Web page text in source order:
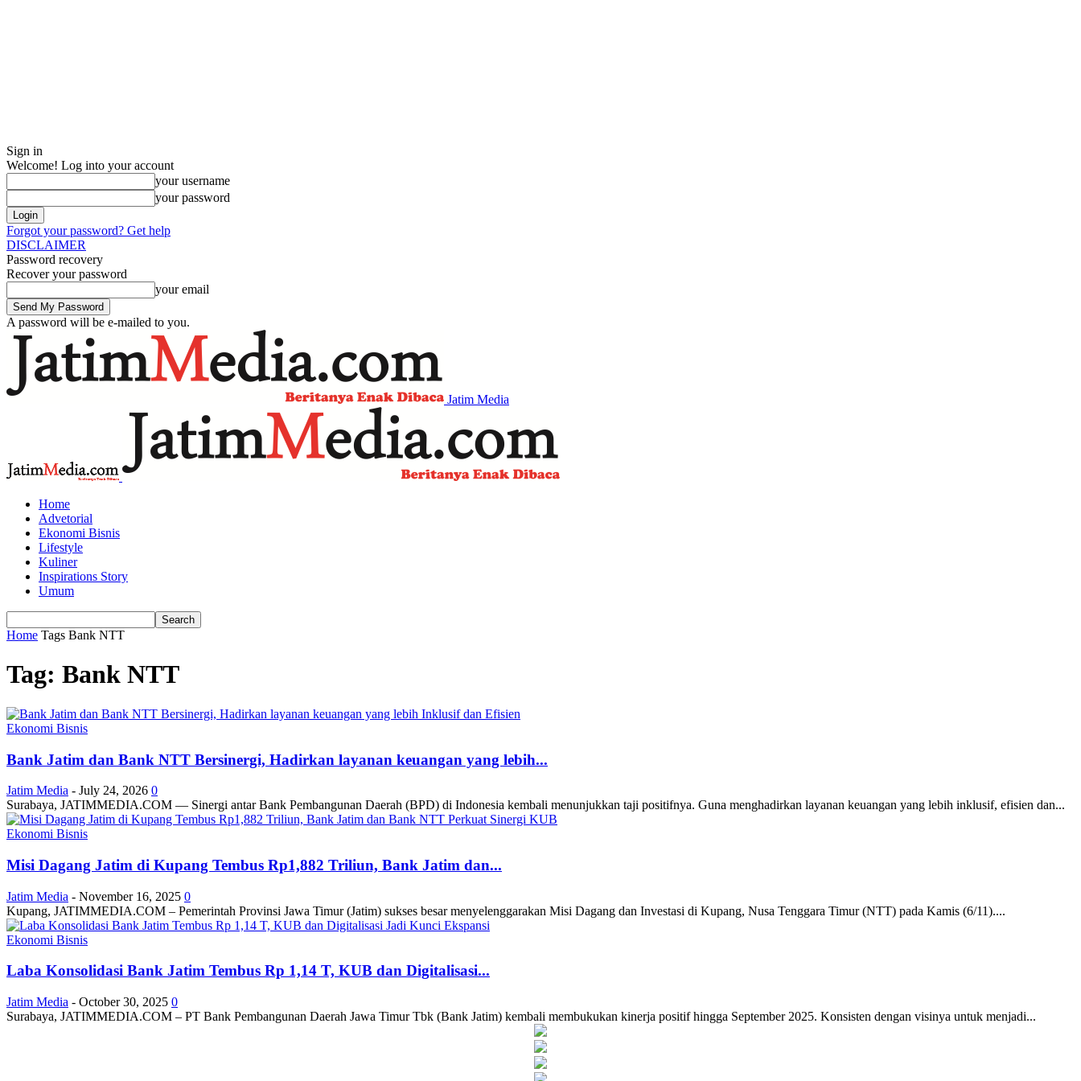
Sign in
Welcome! Log into your account
your username
your password
Forgot your password? Get help
DISCLAIMER
Password recovery
Recover your password
your email
A password will be e-mailed to you.
Jatim Media
Home
Advetorial
Ekonomi Bisnis
Lifestyle
Kuliner
Inspirations Story
Umum
Home Tags Bank NTT
Tag: Bank NTT
Ekonomi Bisnis
Bank Jatim dan Bank NTT Bersinergi, Hadirkan layanan keuangan yang lebih...
Jatim Media - July 24, 2026 0
Surabaya, JATIMMEDIA.COM — Sinergi antar Bank Pembangunan Daerah (BPD) di Indonesia kembali menunjukkan taji positifnya. Guna menghadirkan layanan keuangan yang lebih inklusif, efisien dan...
Ekonomi Bisnis
Misi Dagang Jatim di Kupang Tembus Rp1,882 Triliun, Bank Jatim dan...
Jatim Media - November 16, 2025 0
Kupang, JATIMMEDIA.COM – Pemerintah Provinsi Jawa Timur (Jatim) sukses besar menyelenggarakan Misi Dagang dan Investasi di Kupang, Nusa Tenggara Timur (NTT) pada Kamis (6/11)....
Ekonomi Bisnis
Laba Konsolidasi Bank Jatim Tembus Rp 1,14 T, KUB dan Digitalisasi...
Jatim Media - October 30, 2025 0
Surabaya, JATIMMEDIA.COM – PT Bank Pembangunan Daerah Jawa Timur Tbk (Bank Jatim) kembali membukukan kinerja positif hingga September 2025. Konsisten dengan visinya untuk menjadi...